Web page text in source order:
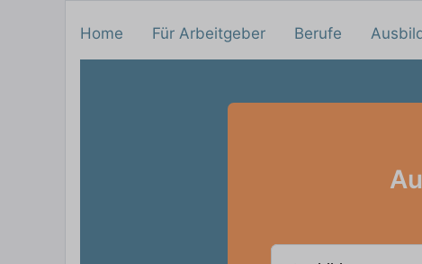
Home Für Arbeitgeber Berufe